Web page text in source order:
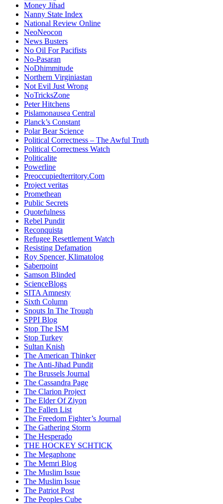
Money Jihad
Nanny State Index
National Review Online
NeoNeocon
News Busters
No Oil For Pacifists
No-Pasaran
NoDhimmitude
Northern Virginiastan
Not Evil Just Wrong
NoTricksZone
Peter Hitchens
Pislamonausea Central
Planck’s Constant
Polar Bear Science
Political Correctness – The Awful Truth
Political Correctness Watch
Politicalite
Powerline
Preoccupiedterritory.Com
Project veritas
Promethean
Public Secrets
Quotefulness
Rebel Pundit
Reconquista
Refugee Resettlement Watch
Resisting Defamation
Roy Spencer, Klimatolog
Saberpoint
Samson Blinded
ScienceBlogs
SITA Amnesty
Sixth Column
Snouts In The Trough
SPPI Blog
Stop The ISM
Stop Turkey
Sultan Knish
The American Thinker
The Anti-Jihad Pundit
The Brussels Journal
The Cassandra Page
The Clarion Project
The Elder Of Ziyon
The Fallen List
The Freedom Fighter’s Journal
The Gathering Storm
The Hesperado
THE HOCKEY SCHTICK
The Megaphone
The Memri Blog
The Muslim Issue
The Muslim Issue
The Patriot Post
The Peoples Cube